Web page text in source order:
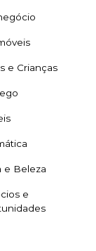
e Crianças
e Beleza
e